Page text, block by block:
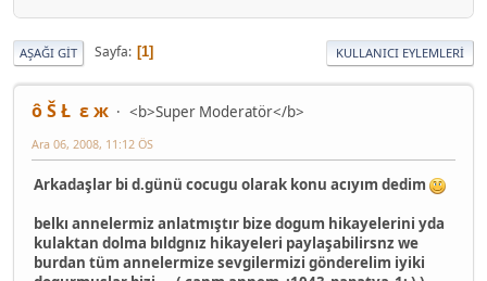
AŞAĞI GIT Sayfa 1 KULLANICI EYLEMLERI
ô Š Ł ε ж <b>Super Moderatör</b>
Ara 06, 2008, 11:12 ÖS
Arkadaşlar bi d.günü cocugu olarak konu acıyım dedim
belkı annelermiz anlatmıştır bize dogum hikayelerini yda
kulaktan dolma bıldgnız hikayeleri paylaşabilirsnz we
burdan tüm annelermize sevgilermizi gönderelim iyiki